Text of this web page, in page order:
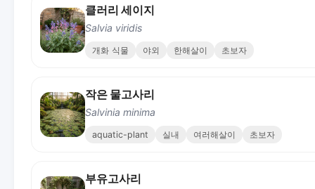
클러리 세이지
Salvia viridis
개화 식물 야외 한해살이 초보자
작은 물고사리
Salvinia minima
aquatic-plant 실내 여러해살이 초보자
부유고사리